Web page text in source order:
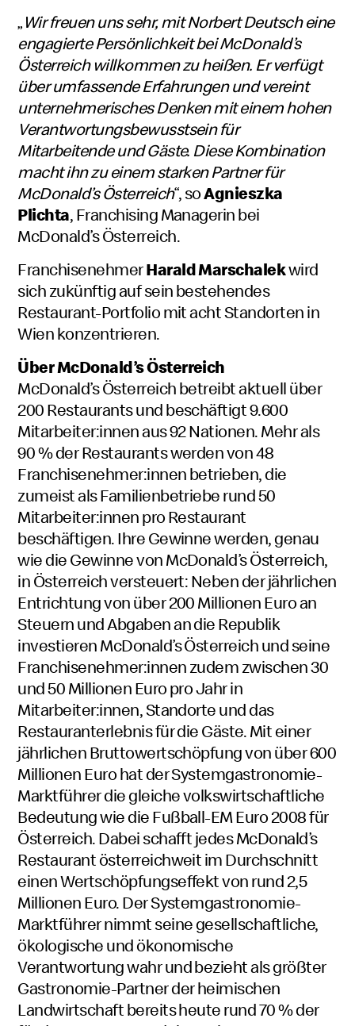
„Wir freuen uns sehr, mit Norbert Deutsch eine
engagierte Persönlichkeit bei McDonald’s
Österreich willkommen zu heißen. Er verfügt
über umfassende Erfahrungen und vereint
unternehmerisches Denken mit einem hohen
Verantwortungsbewusstsein für
Mitarbeitende und Gäste. Diese Kombination
macht ihn zu einem starken Partner für
McDonald’s Österreich“, soAgnieszka
Plichta, Franchising Managerin bei
McDonald’s Österreich.
FranchisenehmerHarald Marschalekwird
sich zukünftig auf sein bestehendes
Restaurant-Portfolio mit acht Standorten in
Wien konzentrieren.
Über McDonald’s Österreich
McDonald’s Österreich betreibt aktuell über
200 Restaurants und beschäftigt 9.600
Mitarbeiter:innen aus 92 Nationen. Mehr als
90 % der Restaurants werden von 48
Franchisenehmer:innen betrieben, die
zumeist als Familienbetriebe rund 50
Mitarbeiter:innen pro Restaurant
beschäftigen. Ihre Gewinne werden, genau
wie die Gewinne von McDonald’s Österreich,
in Österreich versteuert: Neben der jährlichen
Entrichtung von über 200 Millionen Euro an
Steuern und Abgaben an die Republik
investieren McDonald’s Österreich und seine
Franchisenehmer:innen zudem zwischen 30
und 50 Millionen Euro pro Jahr in
Mitarbeiter:innen, Standorte und das
Restauranterlebnis für die Gäste. Mit einer
jährlichen Bruttowertschöpfung von über 600
Millionen Euro hat der Systemgastronomie-
Marktführer die gleiche volkswirtschaftliche
Bedeutung wie die Fußball-EM Euro 2008 für
Österreich. Dabei schafft jedes McDonald’s
Restaurant österreichweit im Durchschnitt
einen Wertschöpfungseffekt von rund 2,5
Millionen Euro. Der Systemgastronomie-
Marktführer nimmt seine gesellschaftliche,
ökologische und ökonomische
Verantwortung wahr und bezieht als größter
Gastronomie-Partner der heimischen
Landwirtschaft bereits heute rund 70 % der